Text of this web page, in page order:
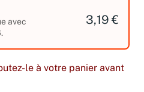
avec
3,19 €
le à votre panier avant